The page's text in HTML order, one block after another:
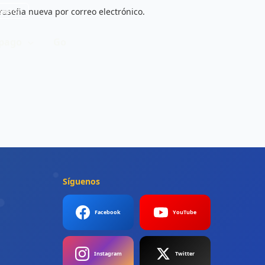
nueva por correo electrónico.
Síguenos
Facebook YouTube
Instagram Twitter